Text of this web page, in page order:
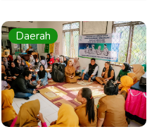
Daerah